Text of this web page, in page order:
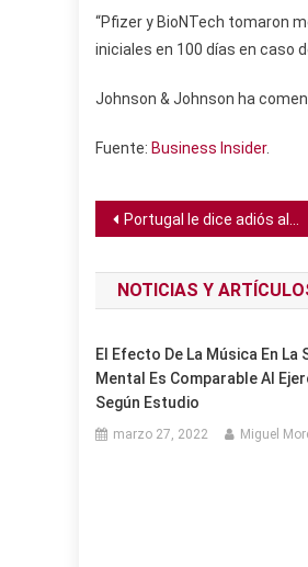
“Pfizer y BioNTech tomaron
iniciales en 100 días en caso
Johnson & Johnson ha
Fuente: Business Insider.
Navegación
de
entradas
Portugal le dice adiós al carbón y cierra su última planta
NOTICIAS Y
El Efecto De La Música En La
Mental Es Comparable Al
Según Estudio
marzo 27, 2022 Miguel